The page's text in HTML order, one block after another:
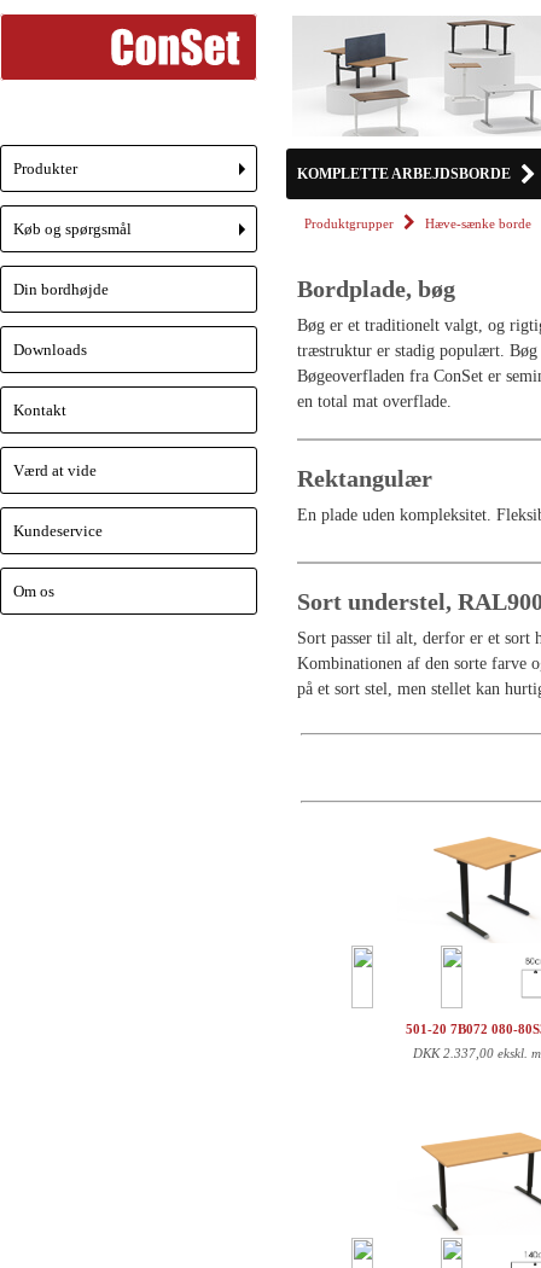
KOMPLETTE ARBEJDSBORDE
Produktgrupper Hæve-sænke borde
Bordplade, bøg
Bøg er et traditionelt valgt, og
træstruktur er stadig populært. Bøg
Bøgeoverfladen fra ConSet er
en total mat overflade.
Rektangulær
En plade uden kompleksitet.
Sort understel,
Sort passer til alt, derfor er et sort
Kombinationen af den sorte farve
på et sort stel, men stellet kan
501-20 7B072 080-
DKK2.337,00 ekskl.
+
Produkter
+
Køb og spørgsmål
Din bordhøjde
Downloads
Kontakt
Værd at vide
Kundeservice
Om os